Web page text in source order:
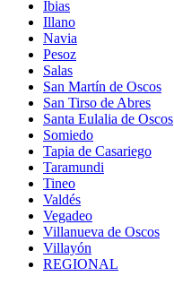
Ibias
Illano
Navia
Pesoz
Salas
San Martín de Oscos
San Tirso de Abres
Santa Eulalia de Oscos
Somiedo
Tapia de Casariego
Taramundi
Tineo
Valdés
Vegadeo
Villanueva de Oscos
Villayón
REGIONAL